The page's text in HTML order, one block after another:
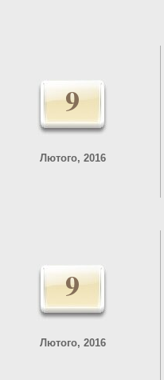
9
Лютого, 2016
9
Лютого, 2016